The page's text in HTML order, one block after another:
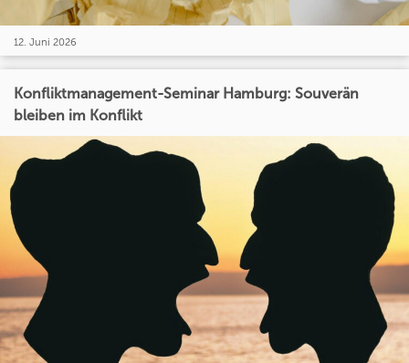
12. Juni 2026
Konfliktmanagement-Seminar Hamburg: Souverän
bleiben im Konflikt